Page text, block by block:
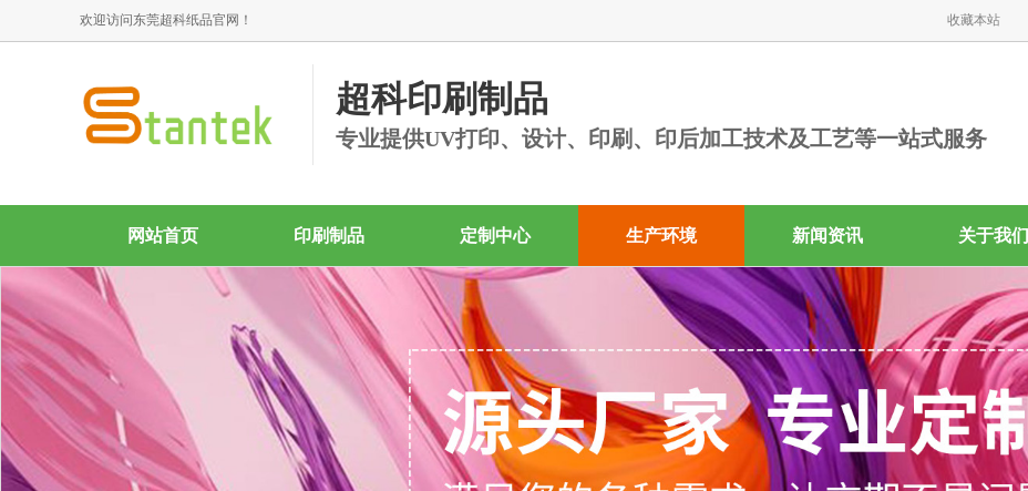
欢迎访问东莞超科纸品官网！ 收藏本站
超科印刷制品
专业提供UV打印、设计、印刷、印后加工技术及工艺等一站式服务
网站首页 印刷制品 定制中心 生产环境 新闻资讯 关于我们